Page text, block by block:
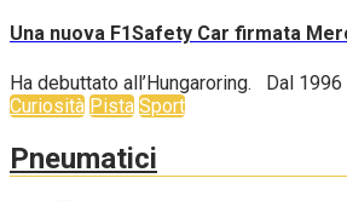
Una nuova F1Safety Car firmata
Ha debuttato all’Hungaroring. Dal
Curiosità Pista Sport
Pneumatici